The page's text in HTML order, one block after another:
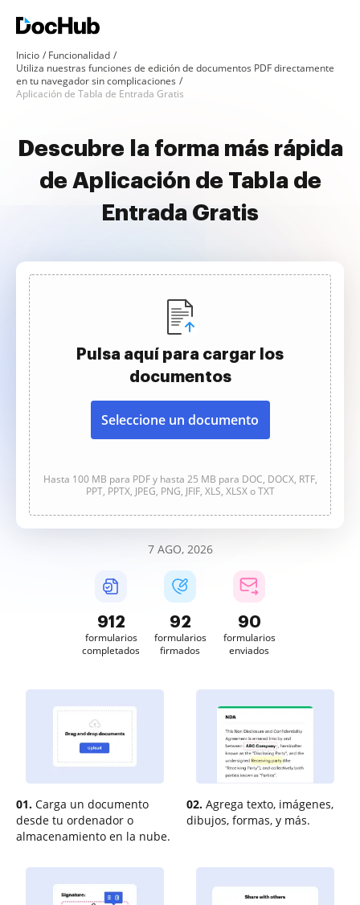
Inicio
Funcionalidad
Utiliza nuestras funciones de edición de documentos PDF directamente
en tu navegador sin complicaciones
Aplicación de Tabla de Entrada Gratis
Descubre la forma más rápida
de Aplicación de Tabla de
Entrada Gratis
Pulsa aquí para cargar los
documentos
Seleccione un documento
Hasta 100 MB para PDF y hasta 25 MB para DOC, DOCX, RTF,
PPT, PPTX, JPEG, PNG, JFIF, XLS, XLSX o TXT
7 AGO, 2026
912
formularios
completados
92
formularios
firmados
90
formularios
enviados
01. Carga un documento
desde tu ordenador o
almacenamiento en la nube.
02. Agrega texto, imágenes,
dibujos, formas, y más.